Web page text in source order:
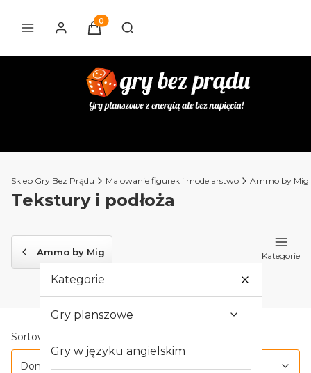
Produkty w koszyku: 0. Zobacz szczegóły
Otwórz wyszukiwarkę
Sklep Gry Bez Prądu Malowanie figurek i modelarstwo Ammo by Mig
Tekstury i podłoża
Ammo by Mig Kategorie
Kategorie
Gry planszowe
Gry w języku angielskim
Lista produktów
Sortowanie:Domyślne
Domyślne